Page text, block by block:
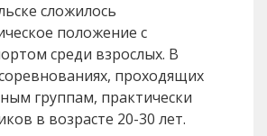
сложилось
положение с
среди взрослых. В
проходящих
группам, практически
в возрасте 20-30 лет.